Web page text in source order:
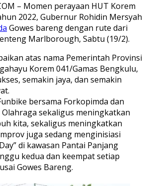
– Momen perayaan HUT Korem
2022, Gubernur Rohidin Mersyah
Gowes bareng dengan rute dari
Marlborough, Sabtu (19/2).
atas nama Pemerintah Provinsi
Korem 041/Gamas Bengkulu,
semakin jaya, dan semakin
bersama Forkopimda dan
sekaligus meningkatkan
kita, sekaligus meningkatkan
juga sedang menginisiasi
di kawasan Pantai Panjang
kedua dan keempat setiap
Gowes Bareng.